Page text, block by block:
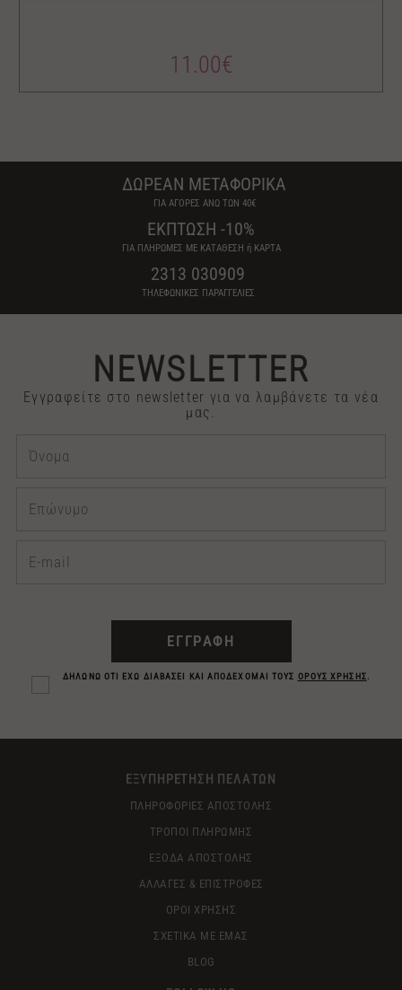
11.00€
ΔΩΡΕΑΝ ΜΕΤΑΦΟΡΙΚΑ
ΓΙΑ ΑΓΟΡΕΣ ΑΝΩ ΤΩΝ 40€
ΕΚΠΤΩΣΗ -10%
ΓΙΑ ΠΛΗΡΩΜΕΣ ΜΕ ΚΑΤΑΘΕΣΗ ή ΚΑΡΤΑ
2313 030909
ΤΗΛΕΦΩΝΙΚΕΣ ΠΑΡΑΓΓΕΛΙΕΣ
NEWSLETTER
Εγγραφείτε στο newsletter για να λαμβάνετε τα νέα
μας.
ΕΓΓΡΑΦΗ
ΔΗΛΩΝΩ ΟΤΙ ΕΧΩ ΔΙΑΒΑΣΕΙ ΚΑΙ ΑΠΟΔΕΧΟΜΑΙ ΤΟΥΣ ΟΡΟΥΣ ΧΡΗΣΗΣ.
ΕΞΥΠΗΡΕΤΗΣΗ ΠΕΛΑΤΩΝ
ΠΛΗΡΟΦΟΡΙΕΣ ΑΠΟΣΤΟΛΗΣ
ΤΡΟΠΟΙ ΠΛΗΡΩΜΗΣ
ΕΞΟΔΑ ΑΠΟΣΤΟΛΗΣ
ΑΛΛΑΓΕΣ & ΕΠΙΣΤΡΟΦΕΣ
ΟΡΟΙ ΧΡΗΣΗΣ
ΣΧΕΤΙΚΑ ΜΕ ΕΜΑΣ
BLOG